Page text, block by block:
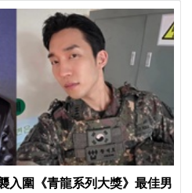
入圍《青龍系列大獎》最佳男